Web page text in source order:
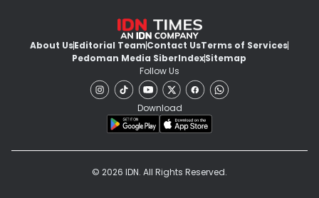
About UsEditorial TeamContact UsTerms of Services
Pedoman Media SiberIndexSitemap
Follow Us
Download
© 2026 IDN. All Rights Reserved.